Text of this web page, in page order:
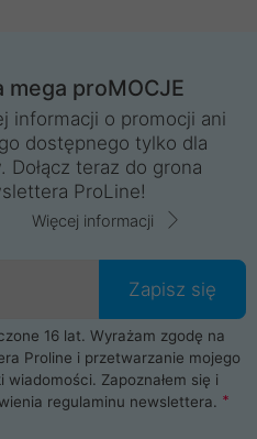
mega proMOCJE
informacji o promocji ani
dostępnego tylko dla
Dołącz teraz do grona
ProLine!
Więcej informacji
Zapisz się
16 lat. Wyrażam zgodę na
Proline i przetwarzanie mojego
wiadomości. Zapoznałem się i
regulaminu newslettera.